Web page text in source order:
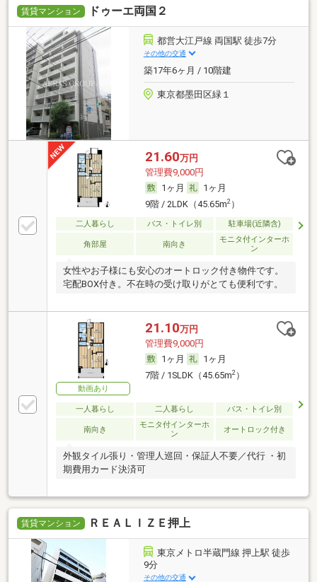
賃貸マンション ドゥーエ両国２
都営大江戸線 両国駅 徒歩7分
その他の交通
築17年6ヶ月 / 10階建
東京都墨田区緑１
21.60万円
管理費9,000円
1ヶ月
1ヶ月
9階 / 2LDK（45.65m2）
二人暮らし バス・トイレ別 駐車場(近隣含)
角部屋 南向き
モニタ付インターホ
ン
女性やお子様にも安心のオートロック付き物件です。
宅配BOX付き。不在時の受け取りがとても便利です。
動画あり
21.10万円
管理費9,000円
1ヶ月
1ヶ月
7階 / 1SLDK（45.65m2）
一人暮らし 二人暮らし バス・トイレ別
南向き
モニタ付インターホ
ン
オートロック付き
外観タイル張り・管理人巡回・保証人不要／代行 ・初
期費用カード決済可
賃貸マンション ＲＥＡＬＩＺＥ押上
東京メトロ半蔵門線 押上駅 徒歩
9分
その他の交通